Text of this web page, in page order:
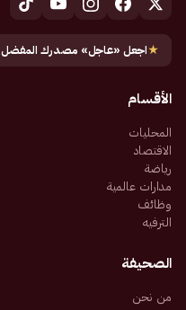
★اجعل «عاجل» مصدرك المفضل
الأقسام
المحليات
الاقتصاد
رياضة
مدارات عالمية
وظائف
الترفيه
الصحيفة
من نحن